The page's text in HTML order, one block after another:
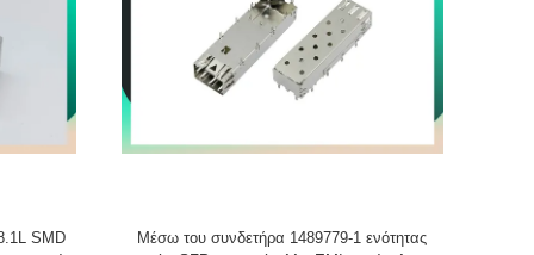
SMD
Μέσω του συνδετήρα 1489779-1 ενότητας